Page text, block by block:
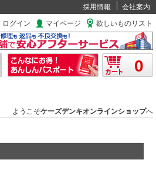
採用情報
会社案内
ログイン マイページ 欲しいものリスト
0
ようこそケーズデンキオンラインショップへ